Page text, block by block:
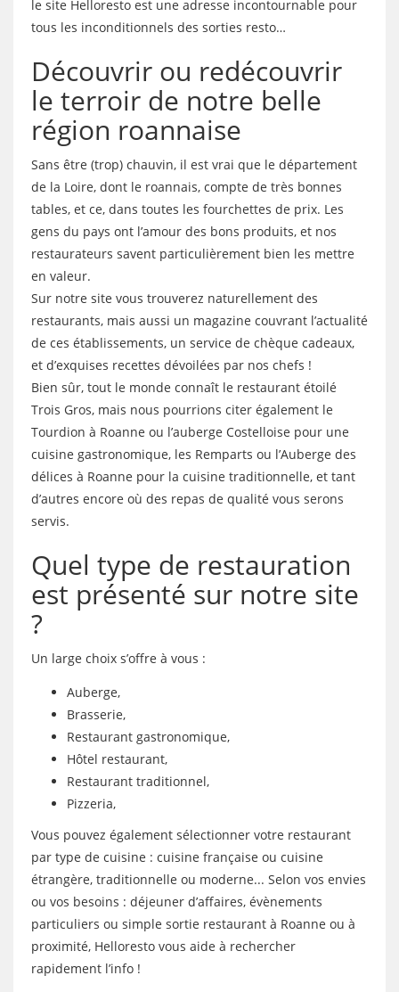
le site Helloresto est une adresse incontournable pour
tous les inconditionnels des sorties resto…
Découvrir ou redécouvrir
le terroir de notre belle
région roannaise
Sans être (trop) chauvin, il est vrai que le département
de la Loire, dont le roannais, compte de très bonnes
tables, et ce, dans toutes les fourchettes de prix. Les
gens du pays ont l’amour des bons produits, et nos
restaurateurs savent particulièrement bien les mettre
en valeur.
Sur notre site vous trouverez naturellement des
restaurants, mais aussi un magazine couvrant l’actualité
de ces établissements, un service de chèque cadeaux,
et d’exquises recettes dévoilées par nos chefs !
Bien sûr, tout le monde connaît le restaurant étoilé
Trois Gros, mais nous pourrions citer également le
Tourdion à Roanne ou l’auberge Costelloise pour une
cuisine gastronomique, les Remparts ou l’Auberge des
délices à Roanne pour la cuisine traditionnelle, et tant
d’autres encore où des repas de qualité vous serons
servis.
Quel type de restauration
est présenté sur notre site
?
Un large choix s’offre à vous :
Auberge,
Brasserie,
Restaurant gastronomique,
Hôtel restaurant,
Restaurant traditionnel,
Pizzeria,
Vous pouvez également sélectionner votre restaurant
par type de cuisine : cuisine française ou cuisine
étrangère, traditionnelle ou moderne... Selon vos envies
ou vos besoins : déjeuner d’affaires, évènements
particuliers ou simple sortie restaurant à Roanne ou à
proximité, Helloresto vous aide à rechercher
rapidement l’info !